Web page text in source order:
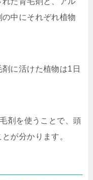
中にそれぞれ植物
に活けた植物は1日
剤を使うことで、頭
が分かります。